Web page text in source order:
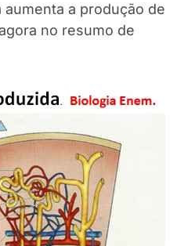
a produção de
no resumo de